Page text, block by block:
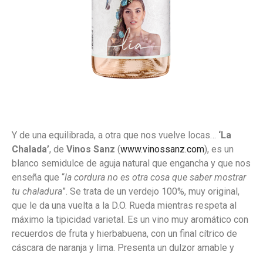
Y de una equilibrada, a otra que nos vuelve locas… ‘La
Chalada’, de Vinos Sanz (www.vinossanz.com), es un
blanco semidulce de aguja natural que engancha y que nos
enseña que “la cordura no es otra cosa que saber mostrar
tu chaladura”. Se trata de un verdejo 100%, muy original,
que le da una vuelta a la D.O. Rueda mientras respeta al
máximo la tipicidad varietal. Es un vino muy aromático con
recuerdos de fruta y hierbabuena, con un final cítrico de
cáscara de naranja y lima. Presenta un dulzor amable y